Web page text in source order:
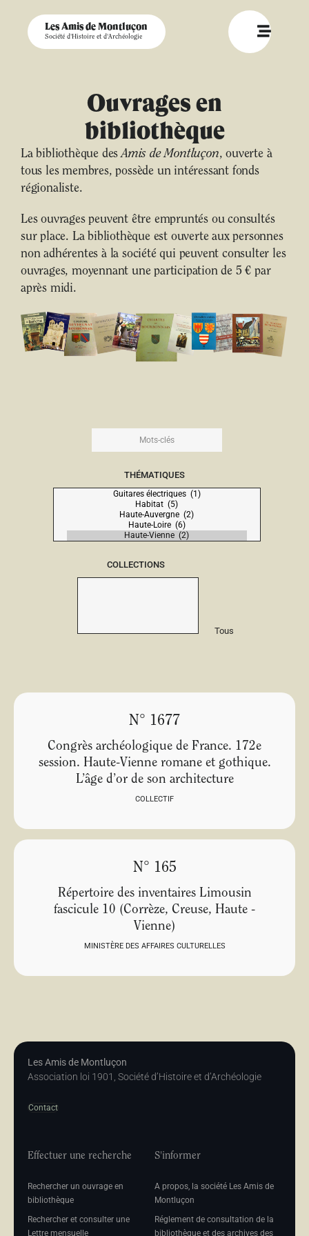
Les Amis de Montluçon
Société d'Histoire et d'Archéologie
Ouvrages en
bibliothèque
La bibliothèque desAmis de Montluçon, ouverte à
tous les membres, possède un intéressant fonds
régionaliste.
Les ouvrages peuvent être empruntés ou consultés
sur place. La bibliothèque est ouverte aux personnes
non adhérentes à la société qui peuvent consulter les
ouvrages, moyennant une participation de 5 € par
après midi.
THÉMATIQUES
COLLECTIONS
Tous
N° 1677
Congrès archéologique de France. 172e
session. Haute-Vienne romane et gothique.
L’âge d’or de son architecture
COLLECTIF
N° 165
Répertoire des inventaires Limousin
fascicule 10 (Corrèze, Creuse, Haute -
Vienne)
MINISTÈRE DES AFFAIRES CULTURELLES
Les Amis de Montluçon
Association loi 1901, Société d’Histoire et d’Archéologie
Contact
Effectuer une recherche
Rechercher un ouvrage en
bibliothèque
Rechercher et consulter une
Lettre mensuelle
S'informer
A propos, la société Les Amis de
Montluçon
Réglement de consultation de la
bibliothèque et des archives des